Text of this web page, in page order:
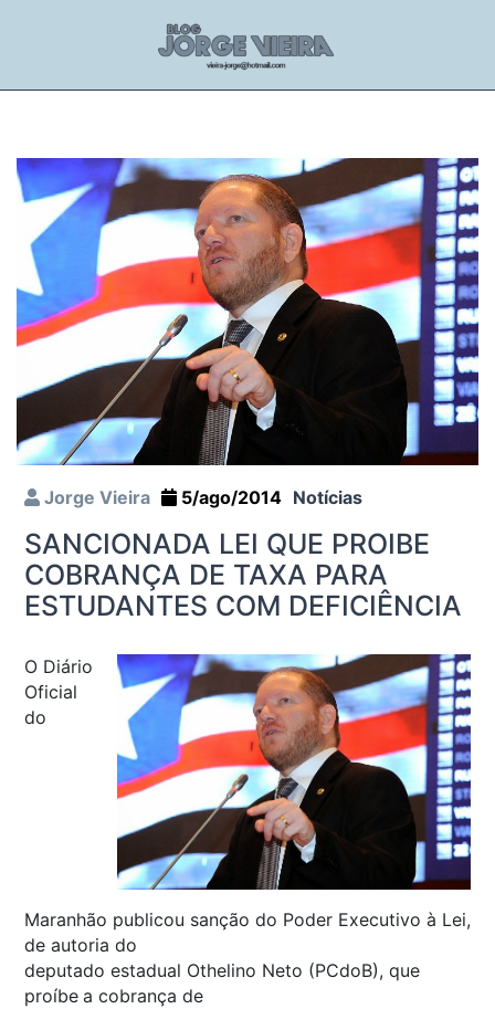
Jorge Vieira 5/ago/2014 Notícias
SANCIONADA LEI QUE PROIBE
COBRANÇA DE TAXA PARA
ESTUDANTES COM DEFICIÊNCIA
O Diário
Oficial
do
Maranhão publicou sanção do Poder Executivo à Lei,
de autoria do
deputado estadual Othelino Neto (PCdoB), que
proíbe a cobrança de